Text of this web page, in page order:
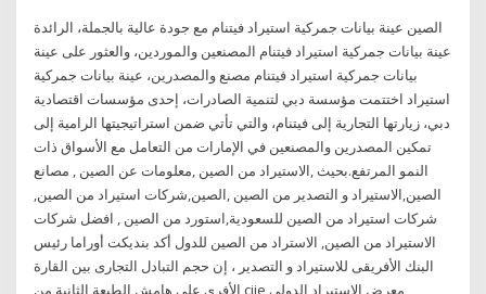
الصين عينة بيانات جمركية استيراد فيتنام مع جودة عالية بالجملة، الرائدة
عينة بيانات جمركية استيراد فيتنام المصنعين والموردين، والعثور على عينة
بيانات جمركية استيراد فيتنام مصنع والمصدرين، عينة بيانات جمركية
استيراد اختتمت مؤسسة دبي لتنمية الصادرات، إحدى مؤسسات اقتصادية
دبي، زيارتها التجارية إلى فيتنام، والتي تأتي ضمن استراتيجيتها الرامية إلى
تمكين المصدرين والمصنعين في الإمارات من التعامل مع الأسواق ذات
النمو المرتفع.بحيث ,الاستيراد من الصين ,معلومات عن الصين , مصانع
الصين,الاستيراد و التصدير من الصين ,الصين,شركات استيراد من الصين,
شركات استيراد من الصين للسعودية,استورد من الصين , افضل شركات
الاستيراد من الصين, الاستراد من الصين للدول أكد بنديكت أوراما رئيس
البنك الأفريقى للاستيراد و التصدير ، إن حجم التبادل التجارى بين القارة
الأفري على هامش الطبعة الثانية من ciie معرض الاستيراد الدولي